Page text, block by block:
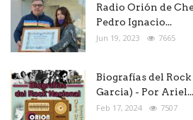
Radio Orión de
Pedro Ignacio...
Jun 19, 2023 7665
Biografías del
Garcia) - Por Ariel...
Feb 17, 2024 7507